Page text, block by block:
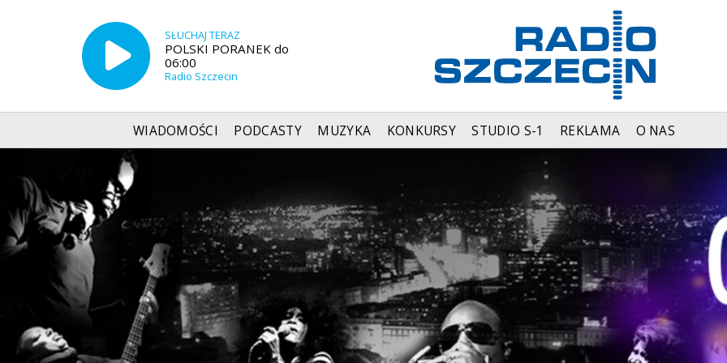
SŁUCHAJ TERAZ
POLSKI PORANEK do
06:00
Radio Szczecin
WIADOMOŚCI PODCASTY MUZYKA KONKURSY STUDIO S-1 REKLAMA O NAS